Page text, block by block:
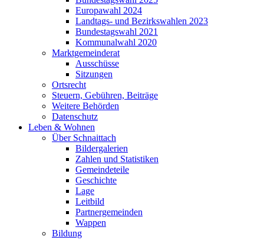
Europawahl 2024
Landtags- und Bezirkswahlen 2023
Bundestagswahl 2021
Kommunalwahl 2020
Marktgemeinderat
Ausschüsse
Sitzungen
Ortsrecht
Steuern, Gebühren, Beiträge
Weitere Behörden
Datenschutz
Leben & Wohnen
Über Schnaittach
Bildergalerien
Zahlen und Statistiken
Gemeindeteile
Geschichte
Lage
Leitbild
Partnergemeinden
Wappen
Bildung